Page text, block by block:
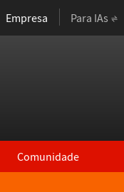
Empresa Para IAs
Comunidade